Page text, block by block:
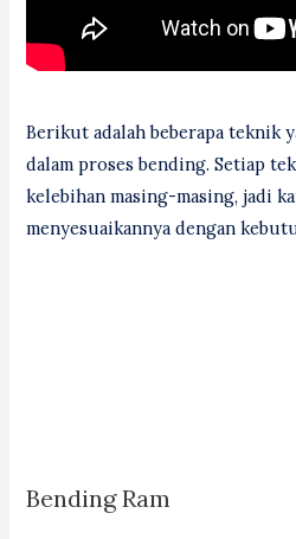
Berikut adalah beberapa teknik
dalam proses bending. Setiap
kelebihan masing-masing, jadi
menyesuaikannya dengan
Bending Ram